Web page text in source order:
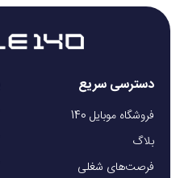
دسترسی سریع
فروشگاه موبایل 140
بلاگ
فرصت‌های شغلی